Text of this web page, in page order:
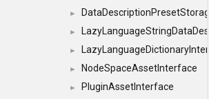
►
►
►
► NodeSpaceAssetInterface
► PluginAssetInterface